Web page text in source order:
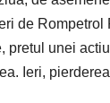
de Rompetrol
pretul unei
Ieri,